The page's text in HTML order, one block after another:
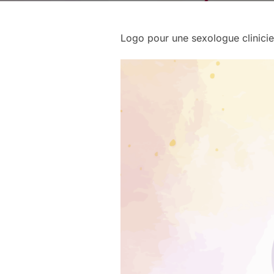
Logo pour une sexologue